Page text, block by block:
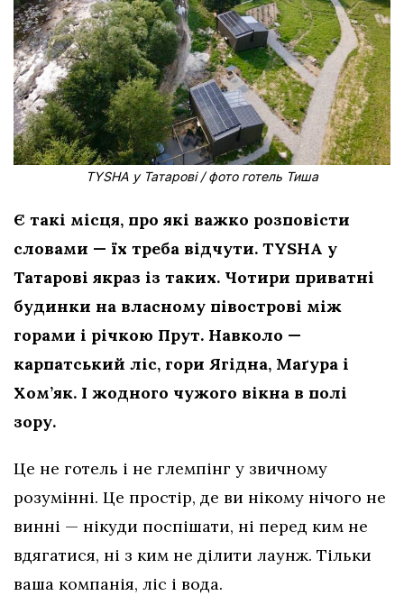
TYSHA у Татарові / фото готель Тиша
Є такі місця, про які важко розповісти
словами — їх треба відчути. TYSHA у
Татарові якраз із таких. Чотири приватні
будинки на власному півострові між
горами і річкою Прут. Навколо —
карпатський ліс, гори Ягідна, Маґура і
Хом’як. І жодного чужого вікна в полі
зору.
Це не готель і не глемпінг у звичному
розумінні. Це простір, де ви нікому нічого не
винні — нікуди поспішати, ні перед ким не
вдягатися, ні з ким не ділити лаунж. Тільки
ваша компанія, ліс і вода.